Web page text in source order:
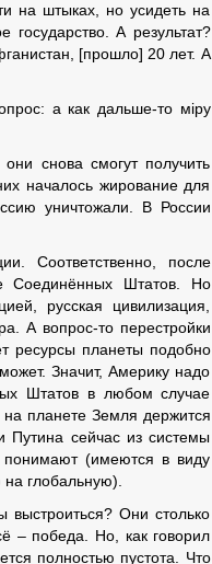
на штыках, но усидеть на
А результат?
[прошло] 20 лет. А
а как дальше-то мiру
снова смогут получить
началось жирование для
уничтожали. В России
Соответственно, после
Соединённых Штатов. Но
русская цивилизация,
А вопрос-то перестройки
ресурсы планеты подобно
Значит, Америку надо
Штатов в любом случае
планете Земля держится
Путина сейчас из системы
понимают (имеются в виду
глобальную).
Они столько
– победа. Но, как говорил
полностью пустота. Что